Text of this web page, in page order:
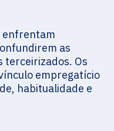
enfrentam
as
terceirizados. Os
empregatício
habitualidade e